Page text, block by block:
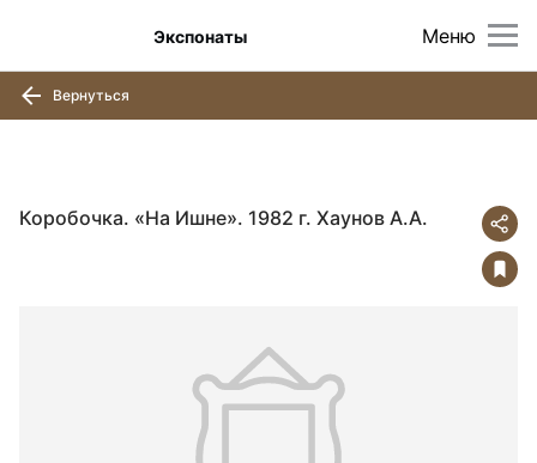
Меню
Экспонаты
Вернуться
Коробочка. «На Ишне». 1982 г. Хаунов А.А.